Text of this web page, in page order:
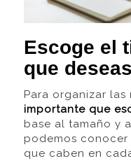
Escoge el
que
Para organizar las
importante que
base al tamaño y
podemos
que caben en